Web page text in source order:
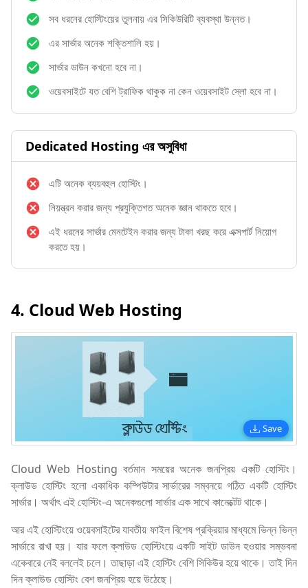
সব ধরনের হোস্টিংয়ের তুলনায় এর সিকিউরিটি ব্যবস্থা উন্নত।
এর সার্ভার অনেক শক্তিশালি হয়।
সার্ভার ডাউন কখনো হবে না।
ওয়েবসাইটে যত বেশি ট্রাফিক থাকুক না কেন ওয়েবসাইট স্লো হবে না।
Dedicated Hosting এর অসুবিধা
এটি অনেক ব্যয়বহুল হোস্টিং।
নিয়ন্ত্রন করার জন্য প্রযুক্তিগত অনেক জ্ঞান থাকতে হবে।
এই ধরনের সার্ভার মেনটেইন করার জন্য টাকা খরছ করে এক্সপার্ট নিয়োগ
করতে হয়।
4. Cloud Web Hosting
Save
Cloud Web Hosting বর্তমান সময়ের অনেক জনপ্রিয় একটি হোস্টিং।
ক্লাউড হোস্টিং হলো একাধিক কম্পিউটার সার্ভারের সম্বনয়ে গঠিত একটি হোস্টিং
সার্ভার। অর্থাৎ এই হোস্টিং-এ অনেকগুলো সার্ভার এক সাথে কানেক্টেট থাকে।
আর এই হোস্টিংয়ে ওয়েবসাইটের যাবতীয় ফাইল বিশেষ প্রক্রিয়ার মাধ্যমে ভিন্ন ভিন্ন
সার্ভারে রাখা হয়। যার ফলে ক্লাউড হোস্টিংয়ে একটি সাইট ডাউন হওয়ার সম্ভবনা
একেবারে নেই বললেই চলে। তাছাড়া এই হোস্টিং বেশি সিকিউর হয়ে থাকে। তাই দিন
দিন ক্লাউড হোস্টিং বেশ জনপ্রিয় হয়ে উঠেছে।